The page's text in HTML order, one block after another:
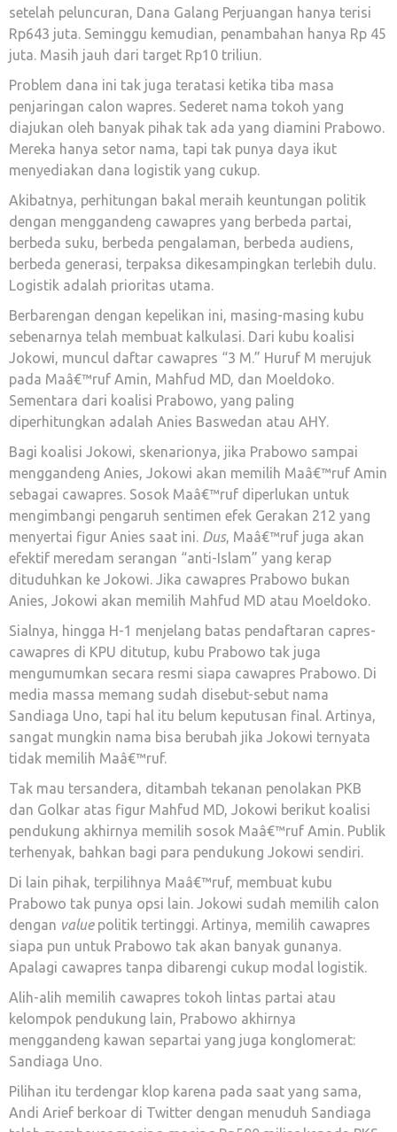
setelah peluncuran, Dana Galang Perjuangan hanya terisi
Rp643 juta. Seminggu kemudian, penambahan hanya Rp 45
juta. Masih jauh dari target Rp10 triliun.
Problem dana ini tak juga teratasi ketika tiba masa
penjaringan calon wapres. Sederet nama tokoh yang
diajukan oleh banyak pihak tak ada yang diamini Prabowo.
Mereka hanya setor nama, tapi tak punya daya ikut
menyediakan dana logistik yang cukup.
Akibatnya, perhitungan bakal meraih keuntungan politik
dengan menggandeng cawapres yang berbeda partai,
berbeda suku, berbeda pengalaman, berbeda audiens,
berbeda generasi, terpaksa dikesampingkan terlebih dulu.
Logistik adalah prioritas utama.
Berbarengan dengan kepelikan ini, masing-masing kubu
sebenarnya telah membuat kalkulasi. Dari kubu koalisi
Jokowi, muncul daftar cawapres “3 M.” Huruf M merujuk
pada Maâ€™ruf Amin, Mahfud MD, dan Moeldoko.
Sementara dari koalisi Prabowo, yang paling
diperhitungkan adalah Anies Baswedan atau AHY.
Bagi koalisi Jokowi, skenarionya, jika Prabowo sampai
menggandeng Anies, Jokowi akan memilih Maâ€™ruf Amin
sebagai cawapres. Sosok Maâ€™ruf diperlukan untuk
mengimbangi pengaruh sentimen efek Gerakan 212 yang
menyertai figur Anies saat ini. Dus, Maâ€™ruf juga akan
efektif meredam serangan “anti-Islam” yang kerap
dituduhkan ke Jokowi. Jika cawapres Prabowo bukan
Anies, Jokowi akan memilih Mahfud MD atau Moeldoko.
Sialnya, hingga H-1 menjelang batas pendaftaran capres-
cawapres di KPU ditutup, kubu Prabowo tak juga
mengumumkan secara resmi siapa cawapres Prabowo. Di
media massa memang sudah disebut-sebut nama
Sandiaga Uno, tapi hal itu belum keputusan final. Artinya,
sangat mungkin nama bisa berubah jika Jokowi ternyata
tidak memilih Maâ€™ruf.
Tak mau tersandera, ditambah tekanan penolakan PKB
dan Golkar atas figur Mahfud MD, Jokowi berikut koalisi
pendukung akhirnya memilih sosok Maâ€™ruf Amin. Publik
terhenyak, bahkan bagi para pendukung Jokowi sendiri.
Di lain pihak, terpilihnya Maâ€™ruf, membuat kubu
Prabowo tak punya opsi lain. Jokowi sudah memilih calon
dengan valuepolitik tertinggi. Artinya, memilih cawapres
siapa pun untuk Prabowo tak akan banyak gunanya.
Apalagi cawapres tanpa dibarengi cukup modal logistik.
Alih-alih memilih cawapres tokoh lintas partai atau
kelompok pendukung lain, Prabowo akhirnya
menggandeng kawan separtai yang juga konglomerat:
Sandiaga Uno.
Pilihan itu terdengar klop karena pada saat yang sama,
Andi Arief berkoar di Twitter dengan menuduh Sandiaga